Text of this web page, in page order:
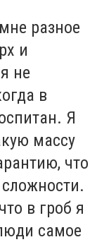
разное
и
не
в
Я
массу
что
в гроб я
самое